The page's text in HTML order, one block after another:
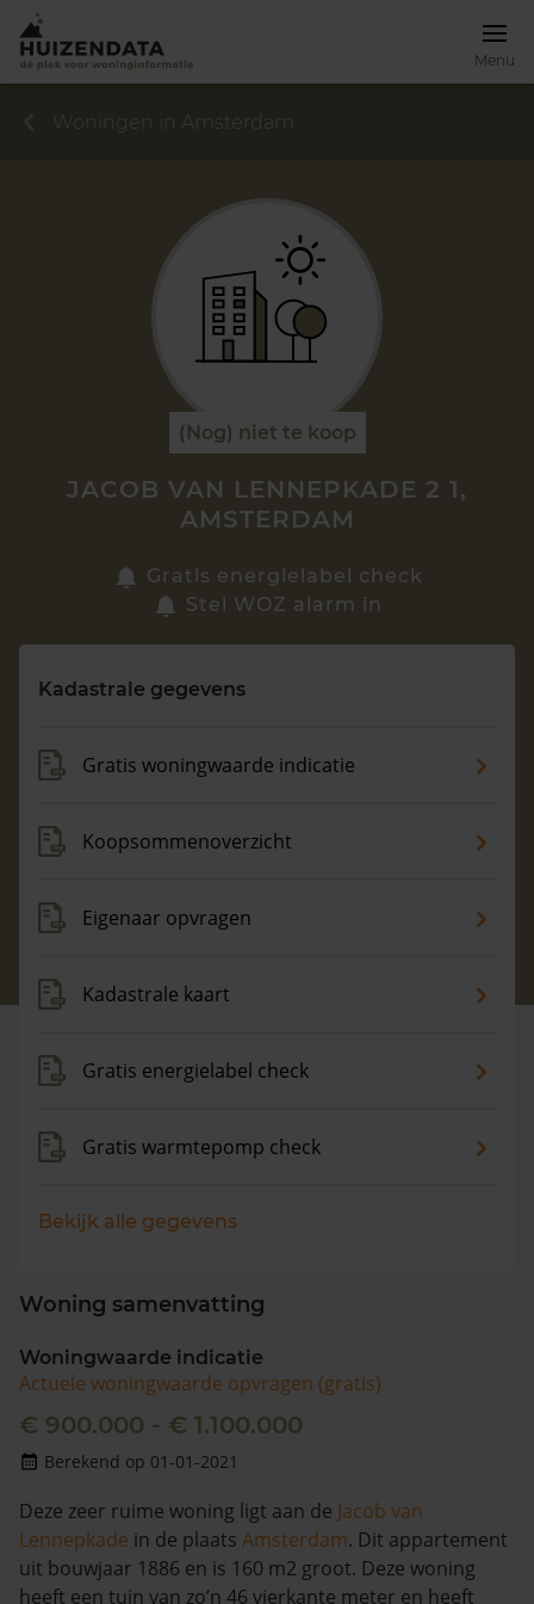
Menu
Vragen? Neem contact met ons op
088 220 4200
Woningen in Amsterdam
(Nog) niet te koop
JACOB VAN LENNEPKADE 2 1,
AMSTERDAM
Gratis energielabel check
Stel WOZ alarm in
Kadastrale gegevens
Gratis woningwaarde indicatie
Koopsommenoverzicht
Eigenaar opvragen
Kadastrale kaart
Gratis energielabel check
Gratis warmtepomp check
Bekijk alle gegevens
Woning samenvatting
Woningwaarde indicatie
Actuele woningwaarde opvragen (gratis)
€ 900.000 - € 1.100.000
Berekend op 01-01-2021
Deze zeer ruime woning ligt aan de Jacob van
Lennepkade in de plaats Amsterdam. Dit appartement
uit bouwjaar 1886 en is 160 m2 groot. Deze woning
heeft een tuin van zo’n 46 vierkante meter en heeft